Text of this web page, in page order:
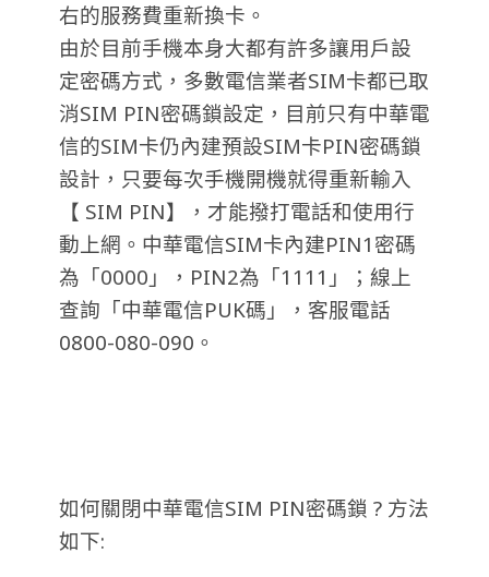
右的服務費重新換卡。
由於目前手機本身大都有許多讓用戶設
定密碼方式，多數電信業者SIM卡都已取
消SIM PIN密碼鎖設定，目前只有中華電
信的SIM卡仍內建預設SIM卡PIN密碼鎖
設計，只要每次手機開機就得重新輸入
【 SIM PIN】，才能撥打電話和使用行
動上網。中華電信SIM卡內建PIN1密碼
為「0000」，PIN2為「1111」；線上
查詢「中華電信PUK碼」，客服電話
0800-080-090。
如何關閉中華電信SIM PIN密碼鎖 ? 方法
如下: